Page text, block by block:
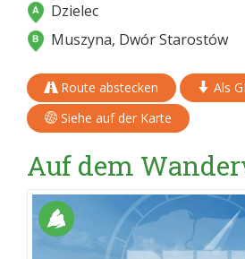
Dzielec
Muszyna, Dwór Starostów
Route abstecken
Als
Siehe auf der Karte
Auf dem